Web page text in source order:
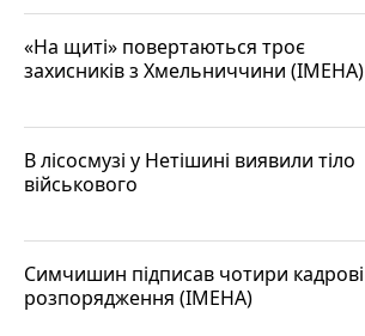
«На щиті» повертаються троє
захисників з Хмельниччини (ІМЕНА)
В лісосмузі у Нетішині виявили тіло
військового
Симчишин підписав чотири кадрові
розпорядження (ІМЕНА)